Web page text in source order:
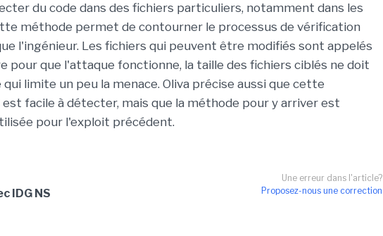
du code dans des fichiers particuliers, notamment dans les
méthode permet de contourner le processus de vérification
l'ingénieur. Les fichiers qui peuvent être modifiés sont appelés
pour que l'attaque fonctionne, la taille des fichiers ciblés ne doit
qui limite un peu la menace. Oliva précise aussi que cette
facile à détecter, mais que la méthode pour y arriver est
pour l'exploit précédent.
Une erreur dans l'article?
Proposez-nous une correction
IDG NS